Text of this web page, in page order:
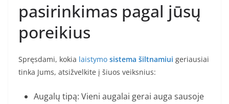
pasirinkimas pagal jūsų
poreikius
Spręsdami, kokia laistymo sistema šiltnamiui geriausiai
tinka Jums, atsižvelkite į šiuos veiksnius:
Augalų tipą: Vieni augalai gerai auga sausoje